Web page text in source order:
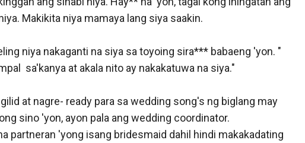
Makikita niya mamaya lang siya saakin.
niya nakaganti na siya sa toyoing sira*** babaeng 'yon. "
sa'kanya at akala nito ay nakakatuwa na siya."
at nagre- ready para sa wedding song's ng biglang may
sino 'yon, ayon pala ang wedding coordinator.
partneran 'yong isang bridesmaid dahil hindi makakadating